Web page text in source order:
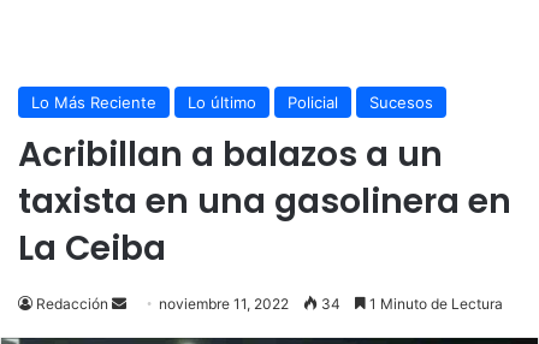
Lo Más Reciente Lo último Policial Sucesos
Acribillan a balazos a un
taxista en una gasolinera en
La Ceiba
Redacción
Send noviembre 11, 2022 34 1 Minuto de Lectura